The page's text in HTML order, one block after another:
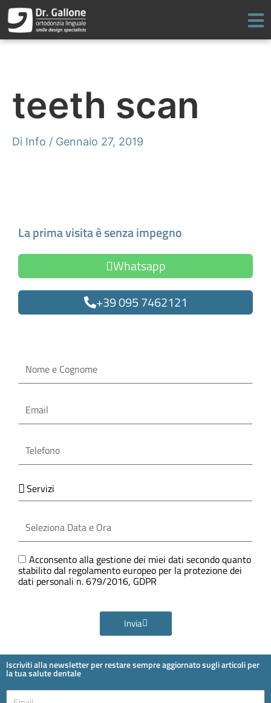
contenuto
teeth scan
Di Info / Gennaio 27, 2019
La prima visita è senza impegno
Whatsapp
+39 095 7462121
Cognome
Servizi
Data
e
GDPR
Acconsento alla gestione dei miei dati secondo quanto
stabilito dal regolamento europeo per la protezione dei
dati personali n. 679/2016, GDPR
Invia
Iscriviti alla newsletter per restare sempre aggiornato sugli articoli per
la tua salute dentale
Email